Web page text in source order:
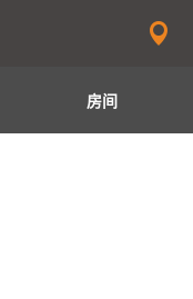
房间